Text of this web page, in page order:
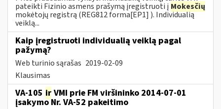
pateikti Fizinio asmens prašymą įregistruoti į Mokesčių
mokėtojų registrą (REG812 forma[EP1] ). Individualią
veiklą...
Kaip įregistruoti individualią veiklą pagal
pažymą?
Web turinio sąrašas 2019-02-09
Klausimas
VA-105 ir VMI prie FM viršininko 2014-07-01
įsakymo Nr. VA-52 pakeitimo